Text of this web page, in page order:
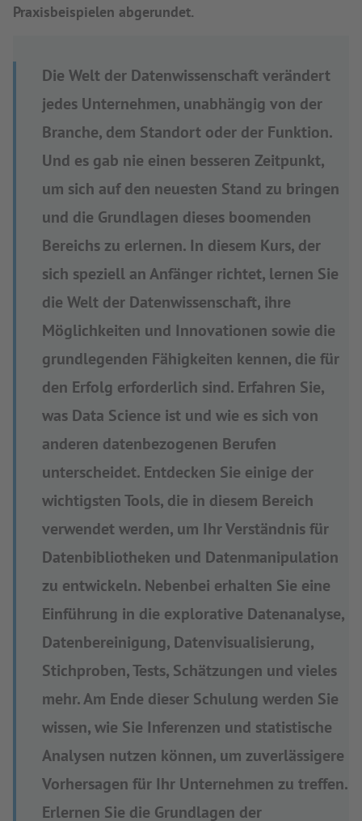
Praxisbeispielen abgerundet.
Die Welt der Datenwissenschaft verändert
jedes Unternehmen, unabhängig von der
Branche, dem Standort oder der Funktion.
Und es gab nie einen besseren Zeitpunkt,
um sich auf den neuesten Stand zu bringen
und die Grundlagen dieses boomenden
Bereichs zu erlernen. In diesem Kurs, der
sich speziell an Anfänger richtet, lernen Sie
die Welt der Datenwissenschaft, ihre
Möglichkeiten und Innovationen sowie die
grundlegenden Fähigkeiten kennen, die für
den Erfolg erforderlich sind. Erfahren Sie,
was Data Science ist und wie es sich von
anderen datenbezogenen Berufen
unterscheidet. Entdecken Sie einige der
wichtigsten Tools, die in diesem Bereich
verwendet werden, um Ihr Verständnis für
Datenbibliotheken und Datenmanipulation
zu entwickeln. Nebenbei erhalten Sie eine
Einführung in die explorative Datenanalyse,
Datenbereinigung, Datenvisualisierung,
Stichproben, Tests, Schätzungen und vieles
mehr. Am Ende dieser Schulung werden Sie
wissen, wie Sie Inferenzen und statistische
Analysen nutzen können, um zuverlässigere
Vorhersagen für Ihr Unternehmen zu treffen.
Erlernen Sie die Grundlagen der